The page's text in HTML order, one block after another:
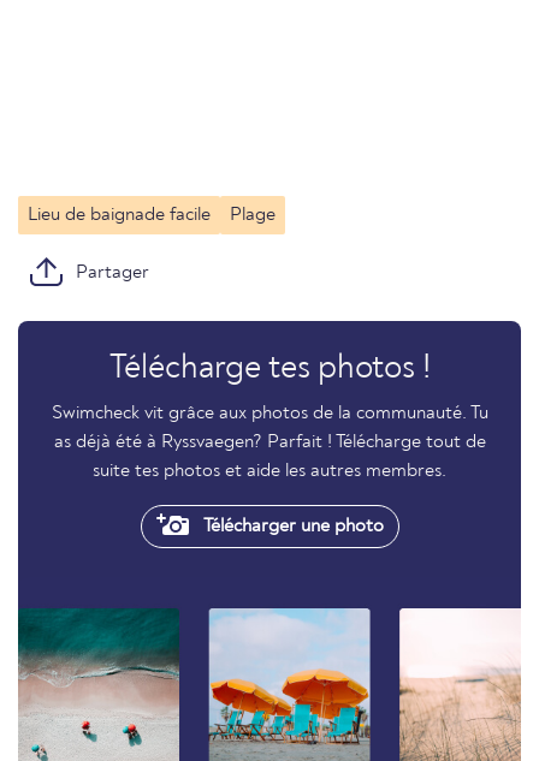
Lieu de baignade facile Plage
Partager
Télécharge tes photos !
Swimcheck vit grâce aux photos de la communauté. Tu
as déjà été à Ryssvaegen? Parfait ! Télécharge tout de
suite tes photos et aide les autres membres.
Télécharger une photo